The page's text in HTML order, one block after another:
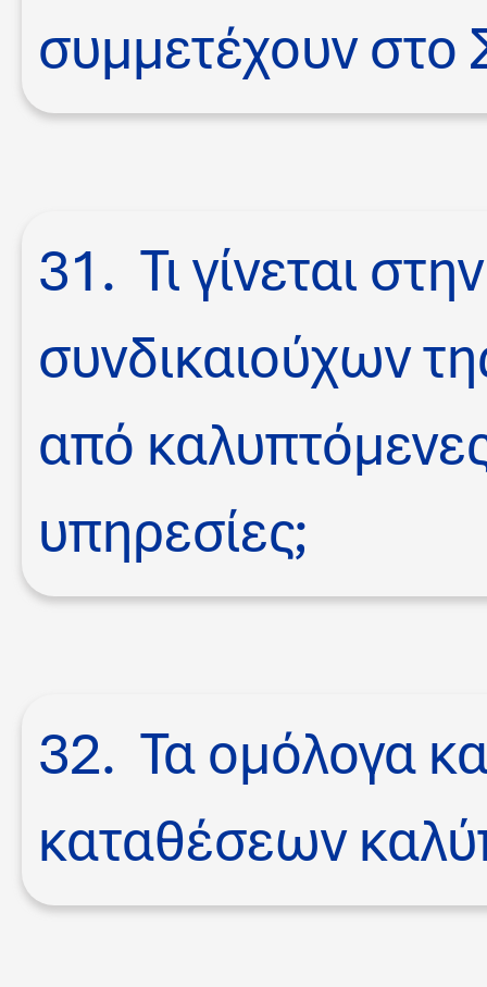
συμμετέχουν στο
31. Τι γίνεται
συνδικαιούχων
από
υπηρεσίες;
32. Τα ομόλογα
καταθέσεων